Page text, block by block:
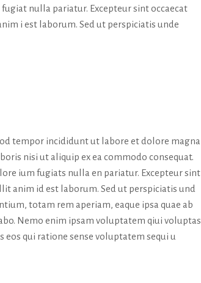
nulla pariatur. Excepteur sint occaecat
i est laborum. Sed ut perspiciatis unde
tempor incididunt ut labore et dolore magna
nisi ut aliquip ex ea commodo consequat.
ium fugiats nulla en pariatur. Excepteur sint
anim id est laborum. Sed ut perspiciatis und
totam rem aperiam, eaque ipsa quae ab
Nemo enim ipsam voluptatem qiui voluptas
qui ratione sense voluptatem sequi u